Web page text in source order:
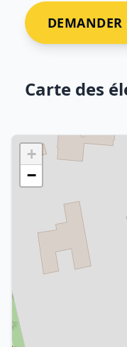
Carte des
+
−